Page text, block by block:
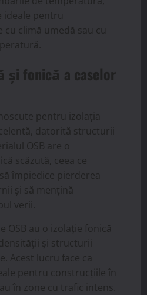
ideale pentru
climă umedă sau cu
și fonică a caselor
pentru izolația
datorită structurii
OSB are o
scăzută, ceea ce
împiedice pierderea
și să mențină
verii.
OSB au o izolație fonică
și structurii
Acest lucru face ca
pentru construcțiile în
în zone cu trafic intens.